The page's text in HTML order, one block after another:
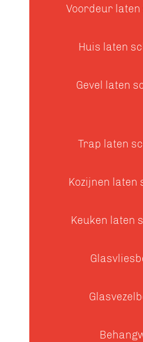
Voordeur
Huis laten
Gevel laten
Trap laten
Kozijnen laten
Keuken laten